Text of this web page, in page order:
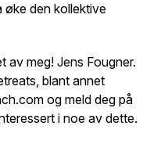
øke den kollektive
av meg! Jens Fougner.
blant annet
og meld deg på
i noe av dette.